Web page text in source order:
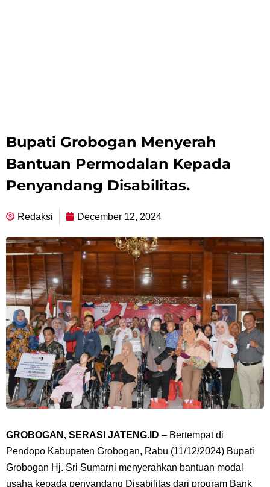
Bupati Grobogan Menyerah
Bantuan Permodalan Kepada
Penyandang Disabilitas.
Redaksi December 12, 2024
GROBOGAN, SERASI JATENG.ID – Bertempat di
Pendopo Kabupaten Grobogan, Rabu (11/12/2024) Bupati
Grobogan Hj. Sri Sumarni menyerahkan bantuan modal
usaha kepada penyandang Disabilitas dari program Bank